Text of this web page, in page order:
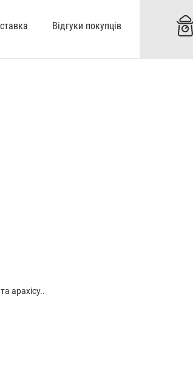
Відгуки покупців
арахісу..